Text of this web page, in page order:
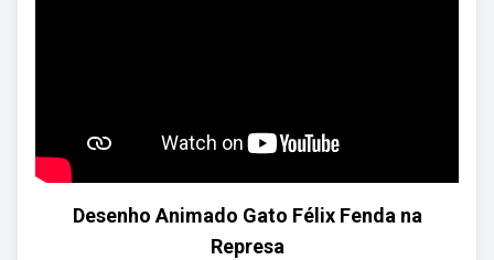
Desenho Animado Gato Félix Fenda na
Represa